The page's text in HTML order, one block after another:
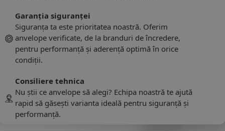
Garanția siguranței
Siguranța ta este prioritatea noastră. Oferim
anvelope verificate, de la branduri de încredere,
pentru performanță și aderență optimă în orice
condiții.
Consiliere tehnica
Nu știi ce anvelope să alegi? Echipa noastră te ajută
rapid să găsești varianta ideală pentru siguranță și
performanță.